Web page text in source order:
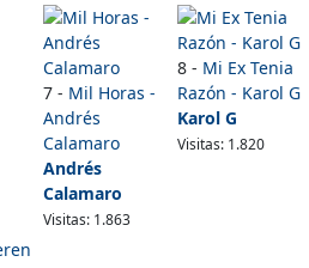
7 - Mil Horas -
Andrés
Calamaro
Andrés
Calamaro
Visitas: 1.863
8 - Mi Ex Tenia
Razón - Karol G
Karol G
Visitas: 1.820